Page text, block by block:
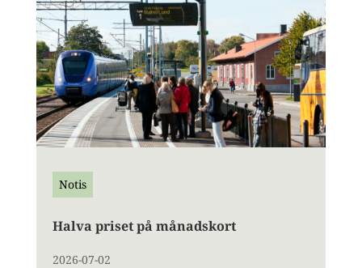
Notis
Halva priset på månadskort
2026-07-02